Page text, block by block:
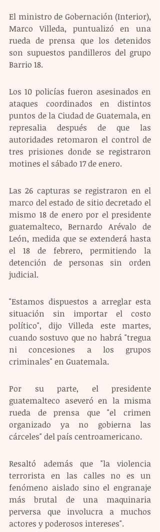
El ministro de Gobernación (Interior),
Marco Villeda, puntualizó en una
rueda de prensa que los detenidos
son supuestos pandilleros del grupo
Barrio 18.
Los 10 policías fueron asesinados en
ataques coordinados en distintos
puntos de la Ciudad de Guatemala, en
represalia después de que las
autoridades retomaron el control de
tres prisiones donde se registraron
motines el sábado 17 de enero.
Las 26 capturas se registraron en el
marco del estado de sitio decretado el
mismo 18 de enero por el presidente
guatemalteco, Bernardo Arévalo de
León, medida que se extenderá hasta
el 18 de febrero, permitiendo la
detención de personas sin orden
judicial.
"Estamos dispuestos a arreglar esta
situación sin importar el costo
político", dijo Villeda este martes,
cuando sostuvo que no habrá "tregua
ni concesiones a los grupos
criminales" en Guatemala.
Por su parte, el presidente
guatemalteco aseveró en la misma
rueda de prensa que "el crimen
organizado ya no gobierna las
cárceles" del país centroamericano.
Resaltó además que "la violencia
terrorista en las calles no es un
fenómeno aislado sino el engranaje
más brutal de una maquinaria
perversa que involucra a muchos
actores y poderosos intereses".